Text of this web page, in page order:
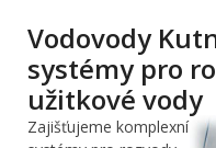
Vodovody
systémy pro
užitkové vody
Zajišťujeme komplexní